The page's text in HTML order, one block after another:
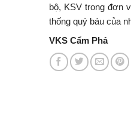
bộ, KSV trong đơn
thống quý báu của
VKS Cẩm Phả